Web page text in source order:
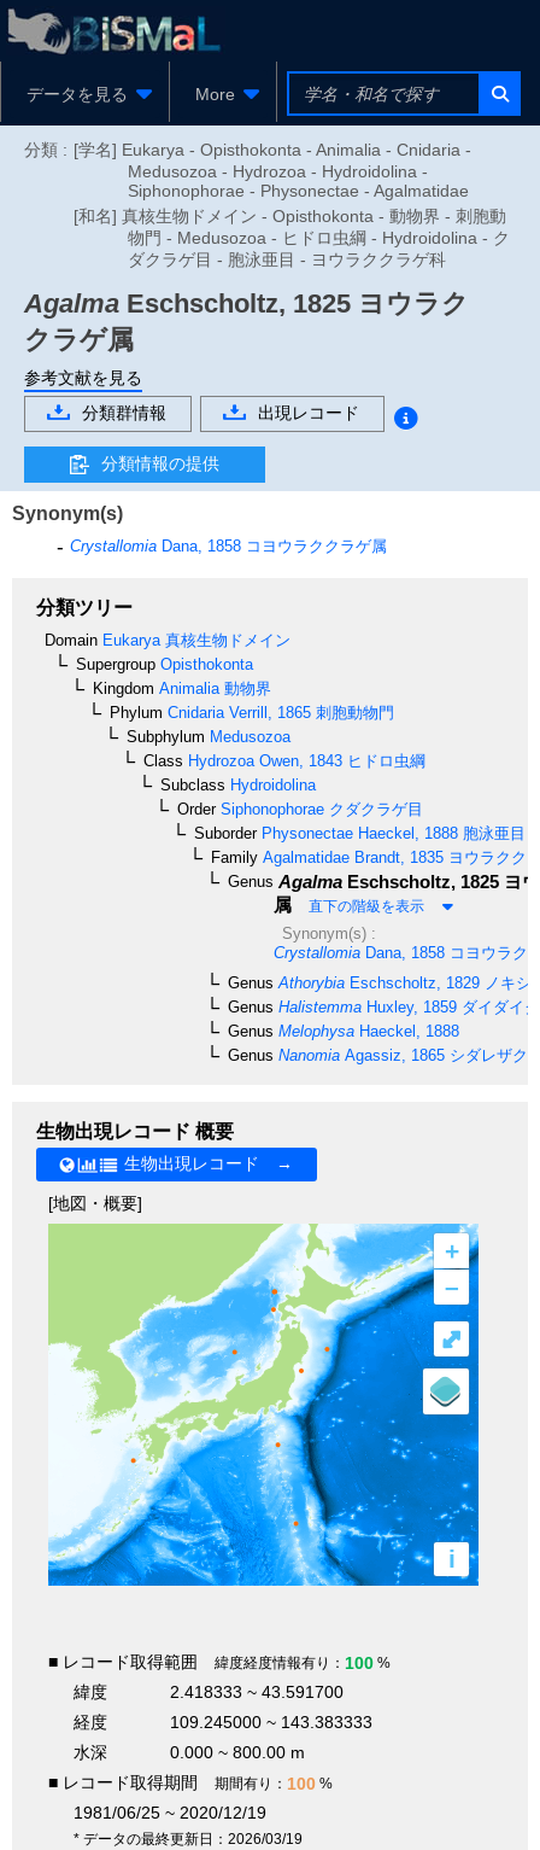
データを見る More
分類 : [学名] Eukarya - Opisthokonta - Animalia - Cnidaria -
Medusozoa - Hydrozoa - Hydroidolina -
Siphonophorae - Physonectae - Agalmatidae
[和名] 真核生物ドメイン - Opisthokonta - 動物界 - 刺胞動
物門 - Medusozoa - ヒドロ虫綱 - Hydroidolina - ク
ダクラゲ目 - 胞泳亜目 - ヨウラククラゲ科
Agalma Eschscholtz, 1825 ヨウラク
クラゲ属
参考文献を見る
分類群情報
出現レコード
分類情報の提供
Synonym(s)
Crystallomia Dana, 1858 コヨウラククラゲ属
分類ツリー
Domain Eukarya 真核生物ドメイン
Supergroup Opisthokonta
Kingdom Animalia 動物界
Phylum Cnidaria Verrill, 1865 刺胞動物門
Subphylum Medusozoa
Class Hydrozoa Owen, 1843 ヒドロ虫綱
Subclass Hydroidolina
OrderSiphonophorae クダクラゲ目
SuborderPhysonectae Haeckel, 1888 胞泳亜目
Family Agalmatidae Brandt, 1835 ヨウラクク
Genus Agalma Eschscholtz, 1825 ヨ
属
直下の階級を表示
Synonym(s) :
Crystallomia Dana, 1858 コヨウラク
Genus Athorybia Eschscholtz, 1829 ノキシ
Genus Halistemma Huxley, 1859 ダイダイ
Genus Melophysa Haeckel, 1888
Genus Nanomia Agassiz, 1865 シダレザク
生物出現レコード 概要
生物出現レコード →
[地図・概要]
+
–
i
⤢
■ レコード取得範囲 緯度経度情報有り： 100 %
緯度
2.418333 ~ 43.591700
経度
109.245000 ~ 143.383333
水深
0.000 ~ 800.00 m
■ レコード取得期間
期間有り： 100 %
1981/06/25 ~ 2020/12/19
* データの最終更新日：2026/03/19